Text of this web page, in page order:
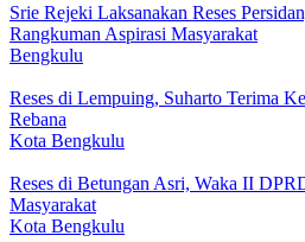
Srie Rejeki Laksanakan Reses
Rangkuman Aspirasi Masyarakat
Bengkulu
Reses di Lempuing, Suharto Terima
Rebana
Kota Bengkulu
Reses di Betungan Asri, Waka II
Masyarakat
Kota Bengkulu